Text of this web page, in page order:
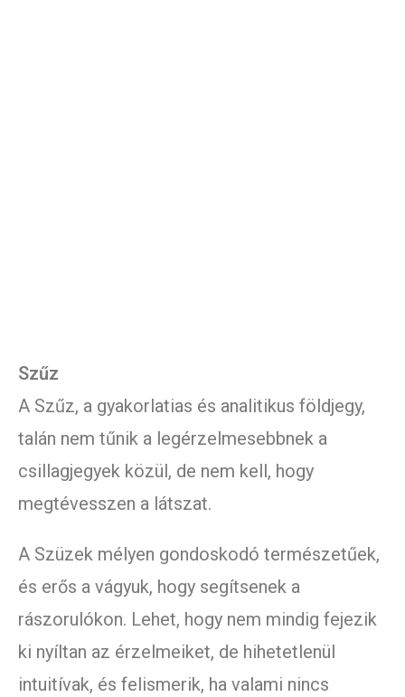
Szűz
A Szűz, a gyakorlatias és analitikus földjegy,
talán nem tűnik a legérzelmesebbnek a
csillagjegyek közül, de nem kell, hogy
megtévesszen a látszat.
A Szüzek mélyen gondoskodó természetűek,
és erős a vágyuk, hogy segítsenek a
rászorulókon. Lehet, hogy nem mindig fejezik
ki nyíltan az érzelmeiket, de hihetetlenül
intuitívak, és felismerik, ha valami nincs